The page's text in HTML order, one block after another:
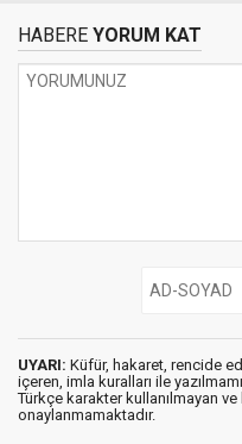
HABERE YORUM KAT
UYARI: Küfür, hakaret, rencide
içeren, imla kuralları ile
Türkçe karakter kullanılmayan
onaylanmamaktadır.